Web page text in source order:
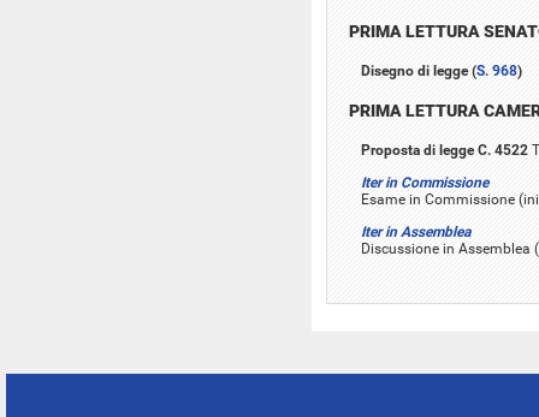
PRIMA LETTURA
Disegno di legge (S. 968)
PRIMA LETTURA
Proposta di legge C. 4522
Iter in Commissione
Esame in Commissione
Iter in Assemblea
Discussione in